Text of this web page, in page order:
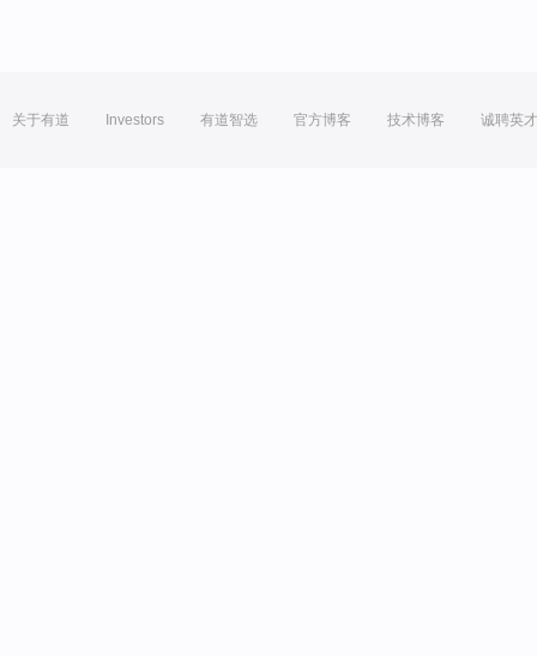
关于有道 Investors 有道智选 官方博客 技术博客 诚聘英才